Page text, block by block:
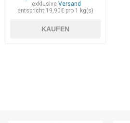
exklusiveVersand
entspricht 19,90€ pro 1 kg(s)
KAUFEN